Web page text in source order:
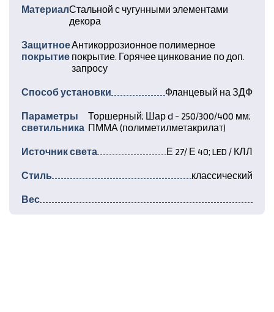
МатериалСтальной с чугунными элементами
декора
Защитное
покрытие
Антикоррозионное полимерное
покрытие. Горячее цинкование по доп.
запросу
Способ установки Фланцевый на ЗДФ
Параметры
светильника
Торшерный; Шар d - 250/300/400 мм;
ПММА (полиметилметакрилат)
Источник света Е 27/ Е 40; LED / КЛЛ
Стиль классический
Вес